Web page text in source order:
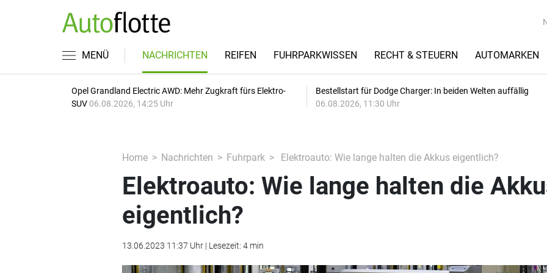
MENÜ NACHRICHTEN REIFEN FUHRPARKWISSEN RECHT & STEUERN AUTOMARKEN
Opel Grandland Electric AWD: Mehr Zugkraft fürs Elektro-
SUV 06.08.2026, 14:25 Uhr
Bestellstart für Dodge Charger: In beiden Welten auffällig
06.08.2026, 11:30 Uhr
Home Nachrichten Fuhrpark Elektroauto: Wie lange halten die Akkus eigentlich?
Elektroauto: Wie lange halten die
eigentlich?
13.06.2023 11:37 Uhr | Lesezeit: 4 min